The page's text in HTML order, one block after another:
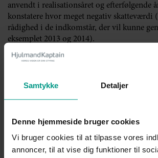
Samtykke Detaljer
Denne hjemmeside bruger cookies
Vi bruger cookies til at tilpasse vores
annoncer, til at vise dig funktioner til
anvendt i realisationsåret og efterfølgende
konstatere hvor meget negativ skatteværdi
rådighed i de indkomstår, der vil kunne
eksemplet 2013 og 2014).
Beregningen kunne se sådan ud: